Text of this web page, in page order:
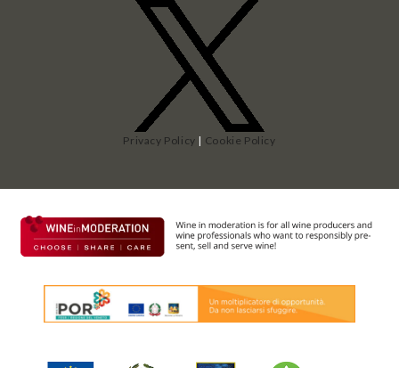
Privacy Policy | Cookie Policy